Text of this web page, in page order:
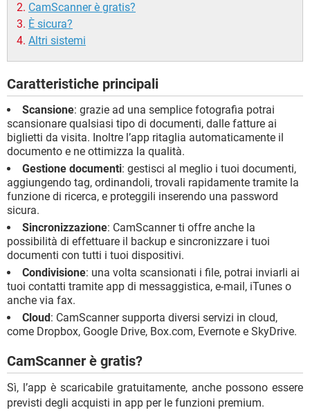
CamScanner è gratis?
È sicura?
Altri sistemi
Caratteristiche principali
Scansione: grazie ad una semplice fotografia potrai
scansionare qualsiasi tipo di documenti, dalle fatture ai
biglietti da visita. Inoltre l’app ritaglia automaticamente il
documento e ne ottimizza la qualità.
Gestione documenti: gestisci al meglio i tuoi documenti,
aggiungendo tag, ordinandoli, trovali rapidamente tramite la
funzione di ricerca, e proteggili inserendo una password
sicura.
Sincronizzazione: CamScanner ti offre anche la
possibilità di effettuare il backup e sincronizzare i tuoi
documenti con tutti i tuoi dispositivi.
Condivisione: una volta scansionati i file, potrai inviarli ai
tuoi contatti tramite app di messaggistica, e-mail, iTunes o
anche via fax.
Cloud : CamScanner supporta diversi servizi in cloud,
come Dropbox, Google Drive, Box.com, Evernote e SkyDrive.
CamScanner è gratis?
Sì, l’app è scaricabile gratuitamente, anche possono essere
previsti degli acquisti in app per le funzioni premium.